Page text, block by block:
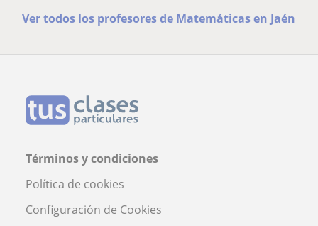
Ver todos los profesores de Matemáticas en Jaén
Términos y condiciones
Política de cookies
Configuración de Cookies